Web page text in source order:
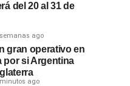
del 20 al 31 de
ago
gran operativo en
por si Argentina
ago